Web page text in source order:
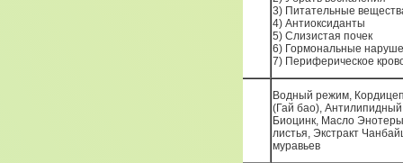
3) Питательные
4) Антиоксиданты
5) Слизистая почек
6) Гормональные
7) Периферическое
Водный режим,
(Гай бао),
Биоцинк, Масло
листья, Экстракт
муравьев